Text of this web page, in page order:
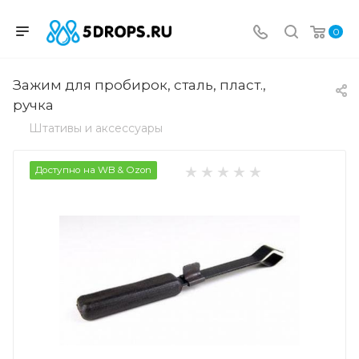
0
Зажим для пробирок, сталь, пласт.,
ручка
Штативы и аксессуары
Доступно на WB & Ozon